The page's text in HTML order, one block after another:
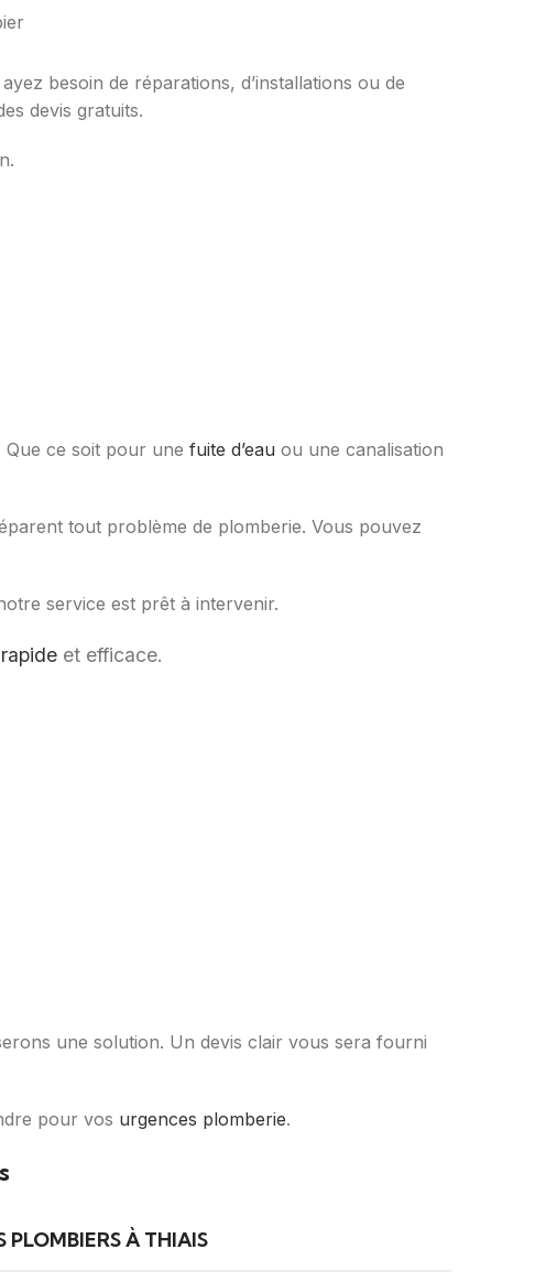
besoin de réparations, d’installations ou de
devis gratuits.
ce soit pour une fuite d’eau ou une canalisation
tout problème de plomberie. Vous pouvez
service est prêt à intervenir.
et efficace.
une solution. Un devis clair vous sera fourni
pour vos urgences plomberie.
PLOMBIERS À THIAIS